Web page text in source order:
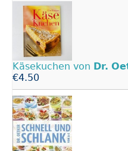
Käsekuchen von Dr.
€4.50